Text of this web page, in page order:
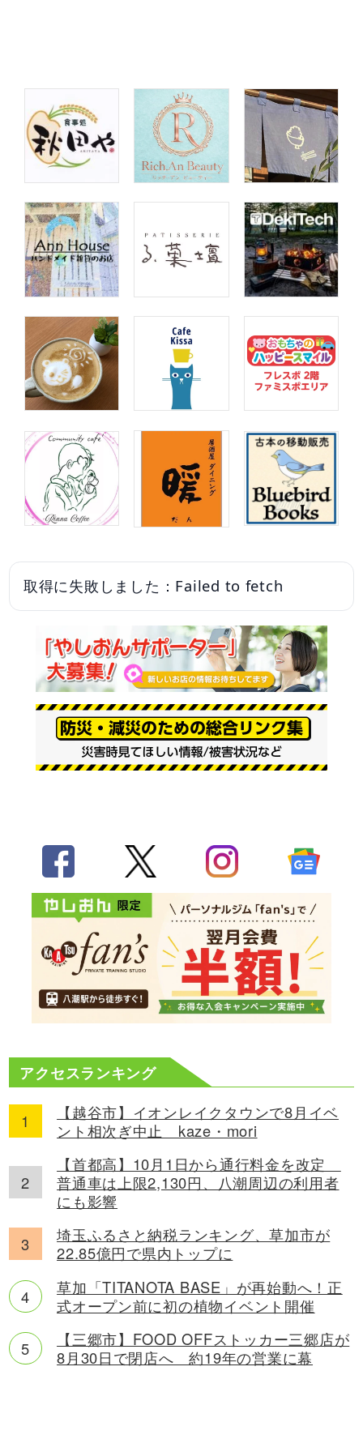
取得に失敗しました：Failed to fetch
アクセスランキング
【越谷市】イオンレイクタウンで8月イベ
ント相次ぎ中止 kaze・mori
【首都高】10月1日から通行料金を改定
普通車は上限2,130円、八潮周辺の利用者
にも影響
埼玉ふるさと納税ランキング、草加市が
22.85億円で県内トップに
草加「TITANOTA BASE」が再始動へ！正
式オープン前に初の植物イベント開催
【三郷市】FOOD OFFストッカー三郷店が
8月30日で閉店へ 約19年の営業に幕